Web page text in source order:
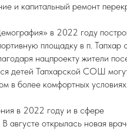
и капитальный ремонт
в 2022 году
площадку в п. Тапхар
нацпроекту жители
детей Тапхарской СОШ
в более комфортных
в 2022 году и в сфере
августе открылась новая